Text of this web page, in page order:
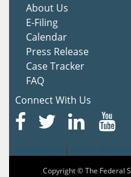
About Us
E-Filing
Calendar
Press Release
Case Tracker
FAQ
Connect With Us
|
Copyright © The Federal